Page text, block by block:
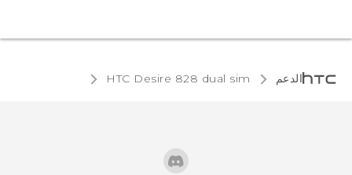
الدعم HTC Desire 828 dual sim‎